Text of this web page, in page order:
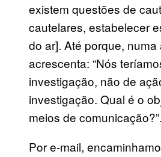
existem questões de
cautelares, estabelecer
do ar]. Até porque,
acrescenta: “Nós
investigação, não de
investigação. Qual é o
meios de comunicação?”.
Por e-mail,